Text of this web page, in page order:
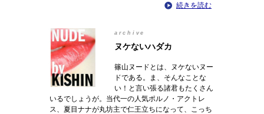
続きを読む
archive
ヌケないハダカ
篠山ヌードとは、ヌケないヌー
ドである。ま、そんなことな
い！と言い張る諸君もたくさん
いるでしょうが。当代一の人気ポルノ・アクトレ
ス、夏目ナナが丸坊主で仁王立ちになって、こっち